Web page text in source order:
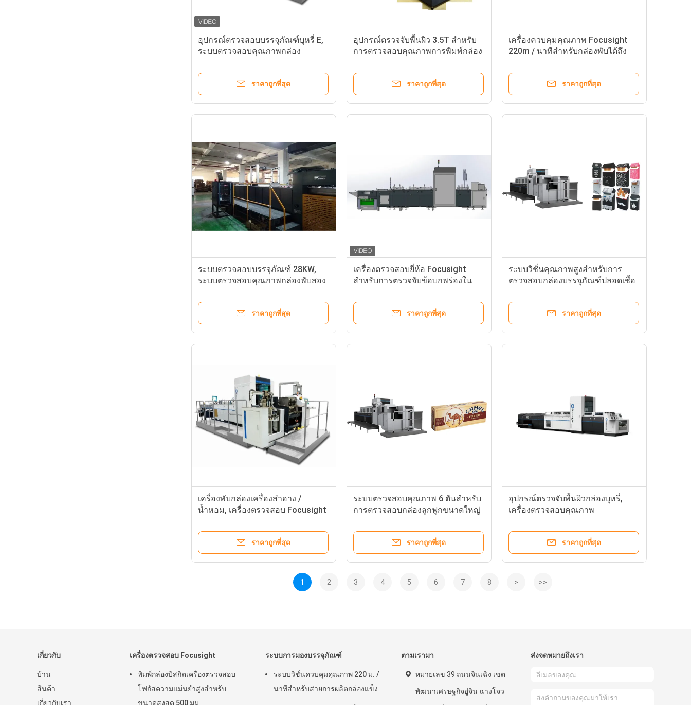
อุปกรณ์ตรวจสอบบรรจุภัณฑ์บุหรี่ E,
ระบบตรวจสอบคุณภาพกล่อง
ราคาถูกที่สุด
อุปกรณ์ตรวจจับพื้นผิว 3.5T สำหรับ
การตรวจสอบคุณภาพการพิมพ์กล่อง
ราคาถูกที่สุด
เครื่องควบคุมคุณภาพ Focusight
220m / นาทีสำหรับกล่องพับได้ถึง
ราคาถูกที่สุด
ระบบตรวจสอบบรรจุภัณฑ์ 28KW,
ระบบตรวจสอบคุณภาพกล่องพับสอง
ราคาถูกที่สุด
เครื่องตรวจสอบยี่ห้อ Focusight
สำหรับการตรวจจับข้อบกพร่องใน
ราคาถูกที่สุด
ระบบวิชั่นคุณภาพสูงสำหรับการ
ตรวจสอบกล่องบรรจุภัณฑ์ปลอดเชื้อ
ราคาถูกที่สุด
เครื่องพับกล่องเครื่องสำอาง /
น้ำหอม, เครื่องตรวจสอบ Focusight
ราคาถูกที่สุด
ระบบตรวจสอบคุณภาพ 6 ตันสำหรับ
การตรวจสอบกล่องลูกฟูกขนาดใหญ่
ราคาถูกที่สุด
อุปกรณ์ตรวจจับพื้นผิวกล่องบุหรี่,
เครื่องตรวจสอบคุณภาพ
ราคาถูกที่สุด
1 2 3 4 5 6 7 8 > >>
เกี่ยวกับ
บ้าน
สินค้า
เกี่ยวกับเรา
เครื่องตรวจสอบ Focusight
พิมพ์กล่องบิสกิตเครื่องตรวจสอบ
โฟกัสความแม่นยำสูงสำหรับ
ขนาดสูงสุด 500 มม
ระบบการมองบรรจุภัณฑ์
ระบบวิชั่นควบคุมคุณภาพ 220 ม. /
นาทีสำหรับสายการผลิตกล่องแข็ง
ตามเรามา
หมายเลข 39 ถนนจินเฉิง เขต
พัฒนาเศรษฐกิจอู๋จิน ฉางโจว
ส่งจดหมายถึงเรา